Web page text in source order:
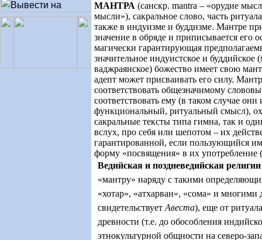
МАНТРА (санскр. mantra – «орудие
мысли»), сакральное слово, часть
также в индуизме и буддизме. Мантре
значение в обряде и приписывается его
магически гарантирующая
значительное индуистское и буддийское
ваджраянское) божество имеет свою
адепт может присваивать его силу.
соответствовать общезначимому
соответствовать ему (в таком случае
функциональный, ритуальный смысл),
сакральные тексты типа гимна, так и
вслух, про себя или шепотом – их
гарантированной, если пользующийся
форму «посвящения» в их употребление
Ведийская и поздневедийская
«мантру» наряду с такими
«хотар», «атхарван», «сома» и многими
свидетельствует Авеста), еще от
древности (т.е. до обособления
этнокультурной общности на северо-